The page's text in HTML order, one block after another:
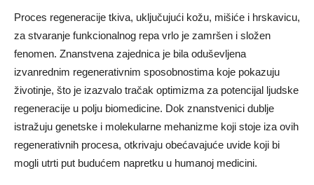
Proces regeneracije tkiva, uključujući kožu, mišiće i hrskavicu,
za stvaranje funkcionalnog repa vrlo je zamršen i složen
fenomen. Znanstvena zajednica je bila oduševljena
izvanrednim regenerativnim sposobnostima koje pokazuju
životinje, što je izazvalo tračak optimizma za potencijal ljudske
regeneracije u polju biomedicine. Dok znanstvenici dublje
istražuju genetske i molekularne mehanizme koji stoje iza ovih
regenerativnih procesa, otkrivaju obećavajuće uvide koji bi
mogli utrti put budućem napretku u humanoj medicini.